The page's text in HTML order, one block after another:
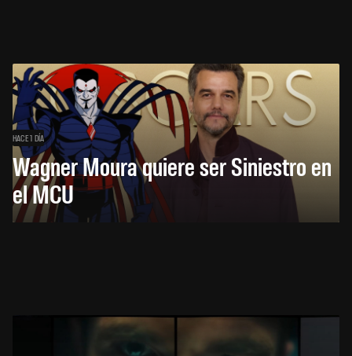
HACE 1 DÍA
Wagner Moura quiere ser Siniestro en
el MCU